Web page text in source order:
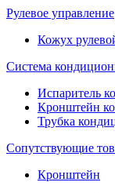
Рулевое управление
Кожух
Система
Испаритель
Кронштейн
Трубка
Сопутствующие
Кронштейн